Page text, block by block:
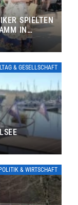
SPIELTEN
IN
& GESELLSCHAFT
& WIRTSCHAFT